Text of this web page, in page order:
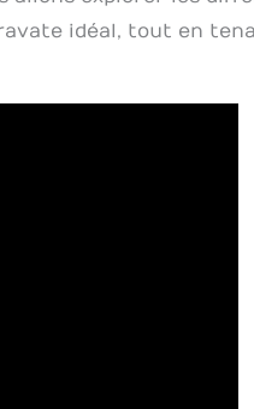
idéal, tout en